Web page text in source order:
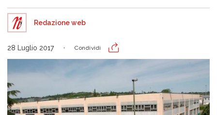
Redazione web
28 Luglio 2017 Condividi